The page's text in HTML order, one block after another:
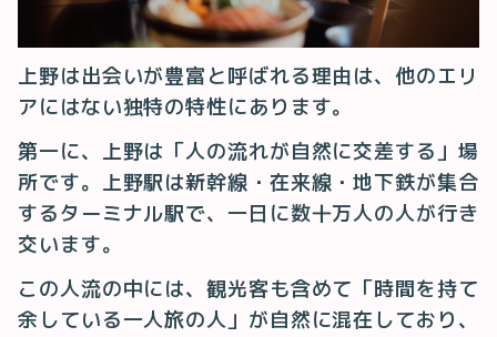
上野は出会いが豊富と呼ばれる理由は、他のエリ
アにはない独特の特性にあります。
第一に、上野は「人の流れが自然に交差する」場
所です。上野駅は新幹線・在来線・地下鉄が集合
するターミナル駅で、一日に数十万人の人が行き
交います。
この人流の中には、観光客も含めて「時間を持て
余している一人旅の人」が自然に混在しており、